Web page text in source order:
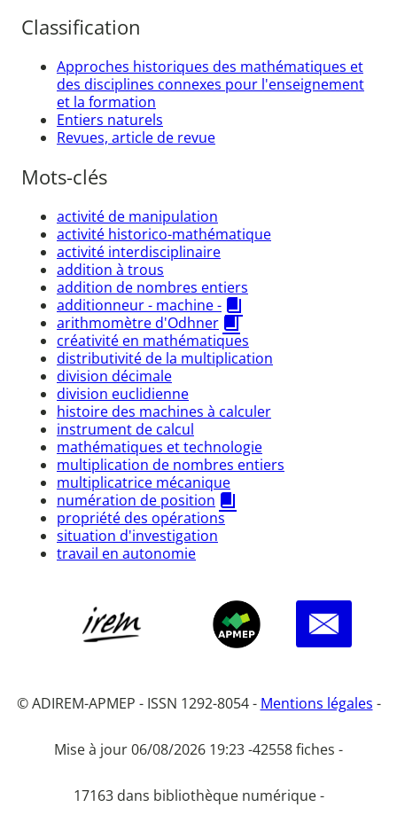
Classification
Approches historiques des mathématiques et
des disciplines connexes pour l'enseignement
et la formation
Entiers naturels
Revues, article de revue
Mots-clés
activité de manipulation
activité historico-mathématique
activité interdisciplinaire
addition à trous
addition de nombres entiers
additionneur - machine -
arithmomètre d'Odhner
créativité en mathématiques
distributivité de la multiplication
division décimale
division euclidienne
histoire des machines à calculer
instrument de calcul
mathématiques et technologie
multiplication de nombres entiers
multiplicatrice mécanique
numération de position
propriété des opérations
situation d'investigation
travail en autonomie
© ADIREM-APMEP - ISSN 1292-8054 - Mentions légales -
Mise à jour 06/08/2026 19:23 -42558 fiches -
17163 dans bibliothèque numérique -